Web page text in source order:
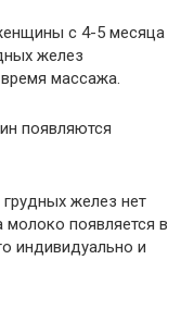
с 4-5 месяца
желез
массажа.
появляются
желез нет
появляется в
индивидуально и